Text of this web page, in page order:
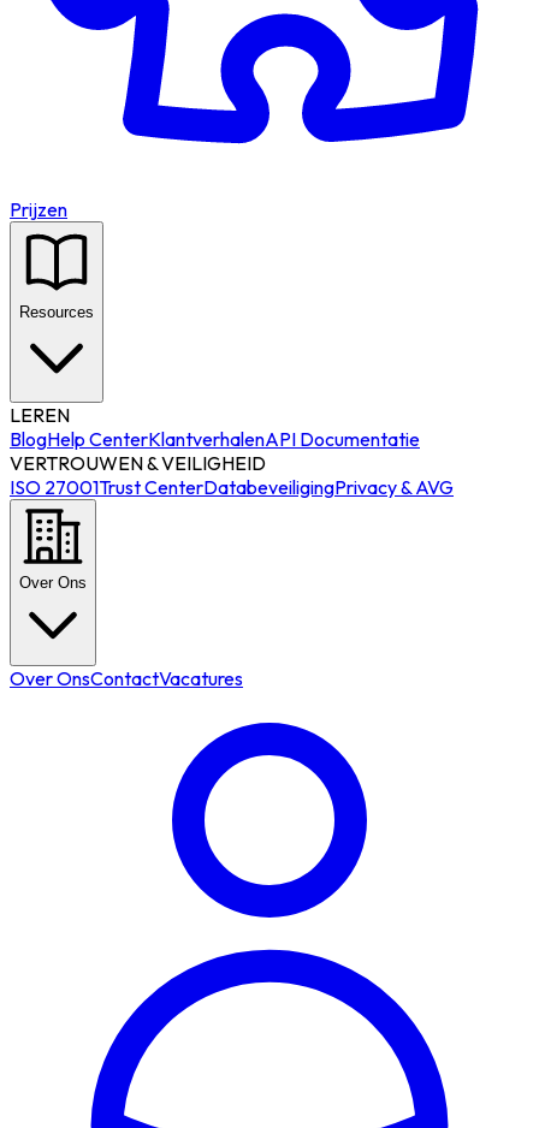
Prijzen
Resources
LEREN
BlogHelp CenterKlantverhalenAPI Documentatie
VERTROUWEN & VEILIGHEID
ISO 27001Trust CenterDatabeveiligingPrivacy & AVG
Over Ons
Over OnsContactVacatures